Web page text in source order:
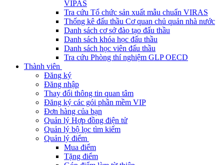
VIPAS
Tra cứu Tổ chức sản xuất mẫu chuẩn VIRAS
Thống kê đấu thầu Cơ quan chủ quản nhà nước
Danh sách cơ sở đào tạo đấu thầu
Danh sách khóa học đấu thầu
Danh sách học viên đấu thầu
Tra cứu Phòng thí nghiệm GLP OECD
Thành viên
Đăng ký
Đăng nhập
Thay đổi thông tin quan tâm
Đăng ký các gói phần mềm VIP
Đơn hàng của bạn
Quản lý Hợp đồng điện tử
Quản lý bộ lọc tìm kiếm
Quản lý điểm
Mua điểm
Tặng điểm